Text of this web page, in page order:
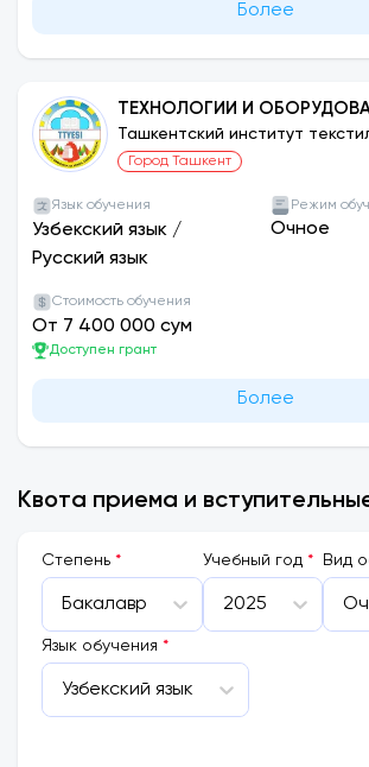
Более
ТЕХНОЛОГИИ И
ПРОМЫШЛЕННОСТИ:
ПРОЕКТИРОВАНИЕ СЕТЕВЫХ
Ташкентский институт
промышленности
Город Ташкент
Язык обучения
Узбекский язык /
Русский язык
Режим
Очное
Стоимость обучения
От 7 400 000 сум
Доступен грант
Более
Квота приема и
Cтепень *
Бакалавр
Учебный год *
2025
Вид
Язык обучения *
Узбекский язык